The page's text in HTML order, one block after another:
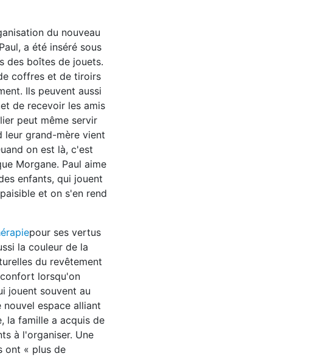
du nouveau
a été inséré sous
des boîtes de jouets.
coffres et de tiroirs
Ils peuvent aussi
de recevoir les amis
peut même servir
leur grand-mère vient
on est là, c'est
Morgane. Paul aime
enfants, qui jouent
et on s'en rend
pour ses vertus
la couleur de la
du revêtement
lorsqu'on
jouent souvent au
espace alliant
la famille a acquis de
à l'organiser. Une
ont « plus de